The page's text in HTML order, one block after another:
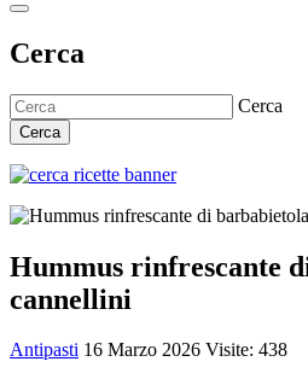
Cerca
Cerca
Cerca
Hummus rinfrescante
cannellini
Antipasti 16 Marzo 2026 Visite: 438